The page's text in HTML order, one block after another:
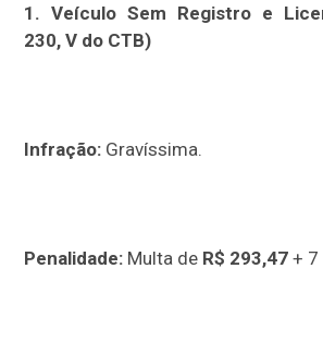
1. Veículo Sem Registro e
230, V do CTB)
Infração: Gravíssima.
Penalidade: Multa de R$ 293,47 + 7